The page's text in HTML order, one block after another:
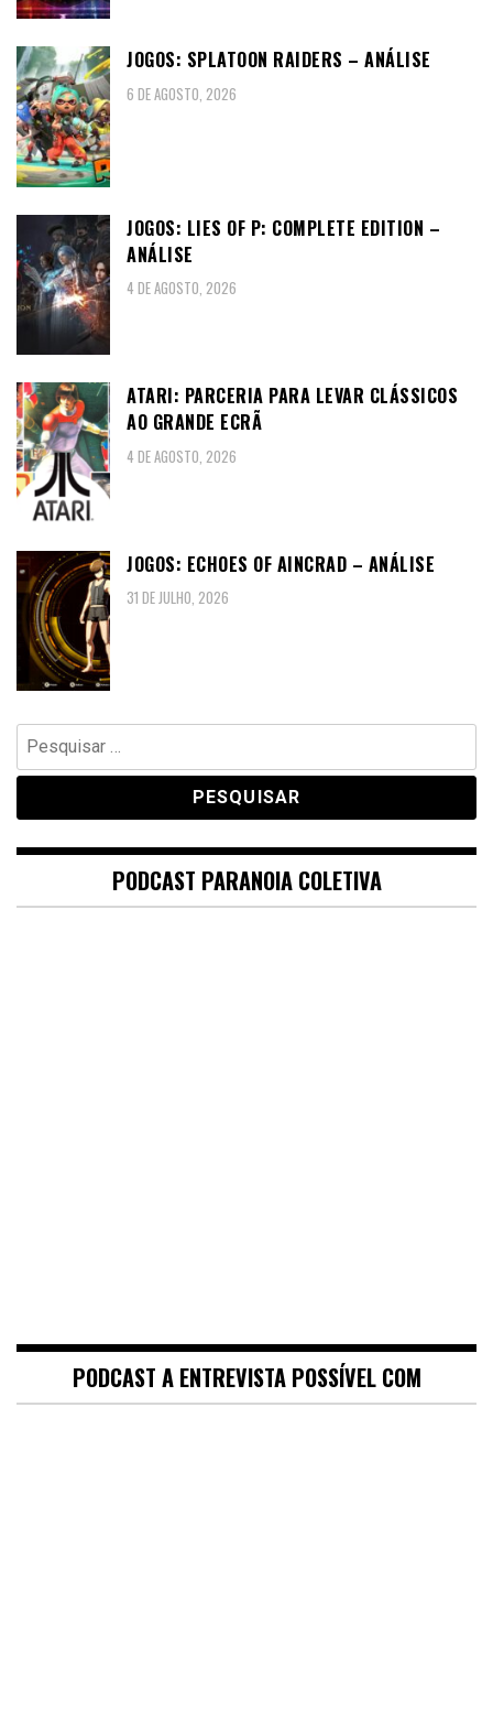
JOGOS: SPLATOON RAIDERS – ANÁLISE
6 DE AGOSTO, 2026
JOGOS: LIES OF P: COMPLETE EDITION –
ANÁLISE
4 DE AGOSTO, 2026
ATARI: PARCERIA PARA LEVAR CLÁSSICOS
AO GRANDE ECRÃ
4 DE AGOSTO, 2026
JOGOS: ECHOES OF AINCRAD – ANÁLISE
31 DE JULHO, 2026
Pesquisar
por:
PODCAST PARANOIA COLETIVA
PODCAST A ENTREVISTA POSSÍVEL COM